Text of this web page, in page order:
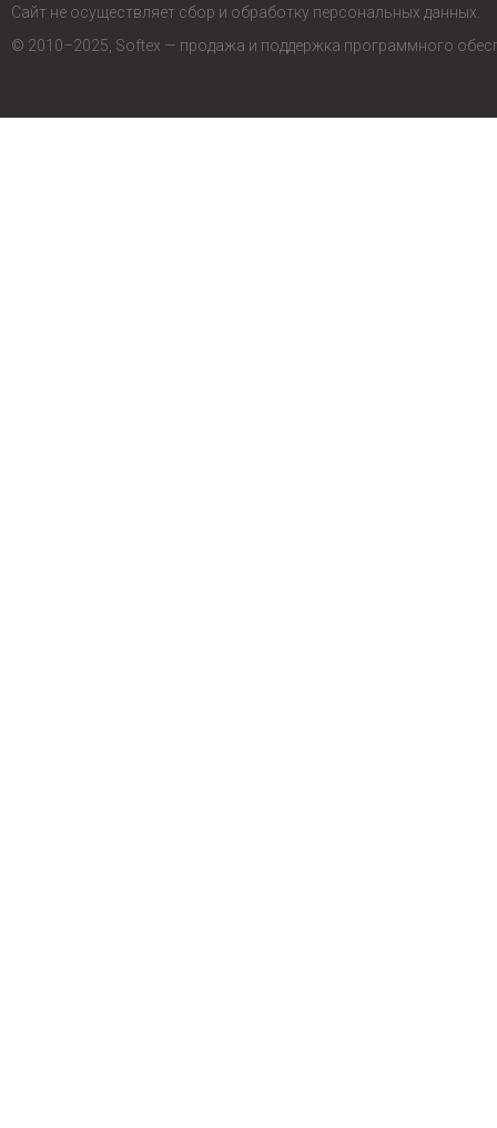
Сайт не осуществляет сбор и обработку персональных данных.
© 2010–2025, Softex — продажа и поддержка программного